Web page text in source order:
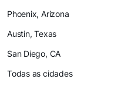
Phoenix, Arizona
Austin, Texas
San Diego, CA
Todas as cidades